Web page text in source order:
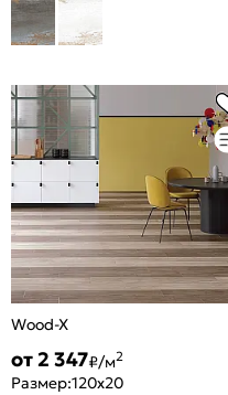
Wood-X
от 2 347₽/м2
Размер:120x20